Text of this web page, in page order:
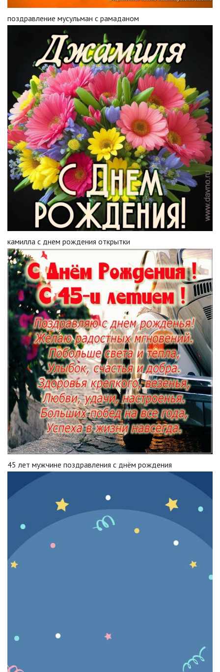
поздравление мусульман с рамаданом
камилла с днем рождения открытки
45 лет мужчине поздравления с днём рождения